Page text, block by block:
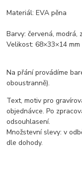
Materiál: EVA pěna
Barvy: červená, modrá,
Velikost: 68×33×14 mm
Na přání provádíme
oboustranně).
Text, motiv pro
objednávce. Po
odsouhlasení.
Množstevní slevy: v
dle dohody.